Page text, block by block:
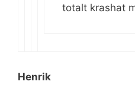
totalt krashat
Henrik